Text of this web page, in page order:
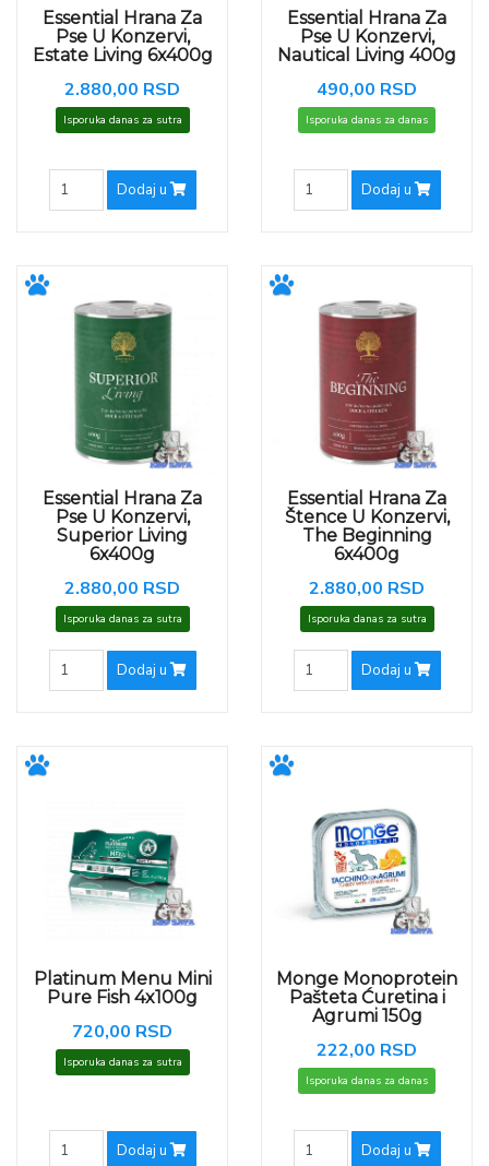
Essential Hrana Za
Pse U Konzervi,
Estate Living 6x400g
2.880,00 RSD
Isporuka danas za sutra
Dodaj u
Essential Hrana Za
Pse U Konzervi,
Nautical Living 400g
490,00 RSD
Isporuka danas za danas
Dodaj u
Essential Hrana Za
Pse U Konzervi,
Superior Living
6x400g
2.880,00 RSD
Isporuka danas za sutra
Dodaj u
Essential Hrana Za
Štence U Konzervi,
The Beginning
6x400g
2.880,00 RSD
Isporuka danas za sutra
Dodaj u
Platinum Menu Mini
Pure Fish 4x100g
720,00 RSD
Isporuka danas za sutra
Dodaj u
Monge Monoprotein
Pašteta Ćuretina i
Agrumi 150g
222,00 RSD
Isporuka danas za danas
Dodaj u